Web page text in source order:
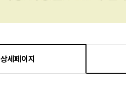
상세페이지